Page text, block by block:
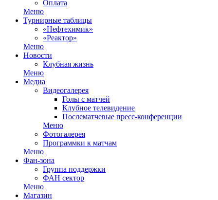
Оплата
Меню
Турнирные таблицы
«Нефтехимик»
«Реактор»
Меню
Новости
Клубная жизнь
Меню
Медиа
Видеогалерея
Голы с матчей
Клубное телевидение
Послематчевые пресс-конференции
Меню
Фотогалерея
Программки к матчам
Меню
Фан-зона
Группа поддержки
ФАН сектор
Меню
Магазин